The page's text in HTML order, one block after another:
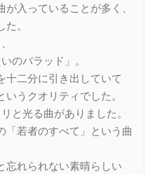
入っていることが多く、
。
のバラッド」。
二分に引き出していて
うクオリティでした。
と光る曲がありました。
若者のすべて」という曲
れられない素晴らしい